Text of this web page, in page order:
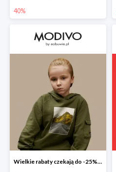
40%
Wielkie rabaty czekają do -25% na nieprzecenione produkty